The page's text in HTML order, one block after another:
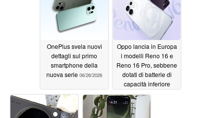
OnePlus svela nuovi
dettagli sul primo
smartphone della
nuova serie 06/26/2026
Oppo lancia in Europa
i modelli Reno 16 e
Reno 16 Pro, sebbene
dotati di batterie di
capacità inferiore
06/26/2026